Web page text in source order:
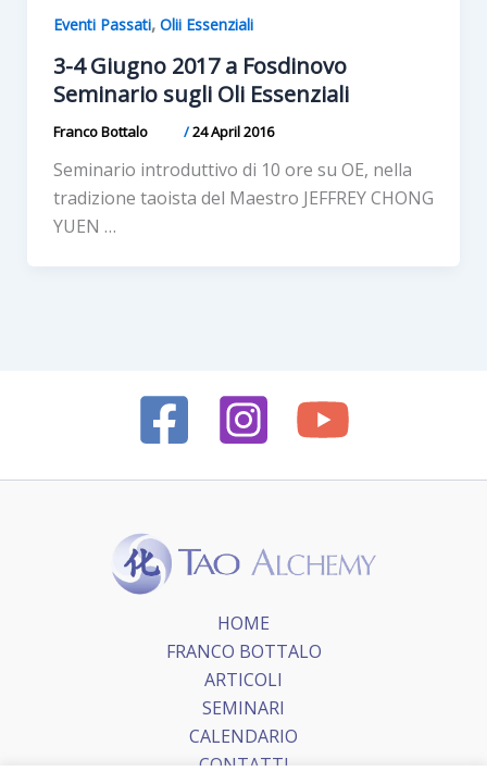
Eventi Passati, Olii Essenziali
3-4 Giugno 2017 a Fosdinovo
Seminario sugli Oli Essenziali
Franco Bottalo /24 April 2016
Seminario introduttivo di 10 ore su OE, nella
tradizione taoista del Maestro JEFFREY CHONG
YUEN …
HOME
FRANCO BOTTALO
ARTICOLI
SEMINARI
CALENDARIO
CONTATTI